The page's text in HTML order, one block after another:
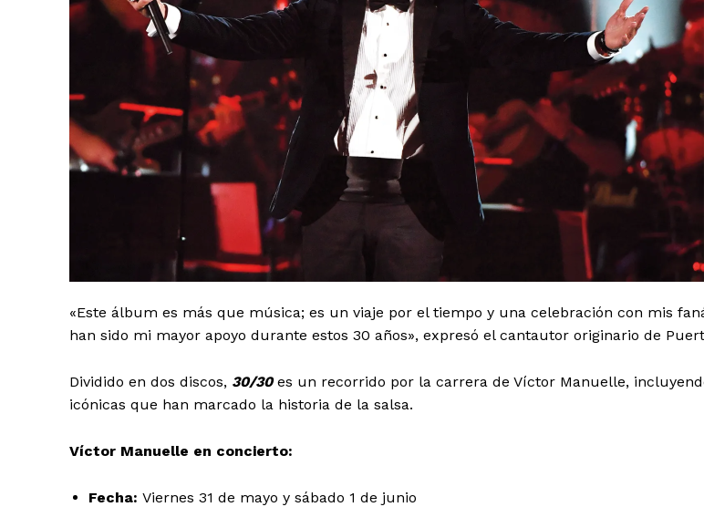
«Este álbum es más que música; es un viaje por el tiempo y una celebración con mis
han sido mi mayor apoyo durante estos 30 años», expresó el cantautor originario de
Dividido en dos discos, 30/30es un recorrido por la carrera de Víctor Manuelle,
icónicas que han marcado la historia de la salsa.
Víctor Manuelle en concierto:
Fecha: Viernes 31 de mayo y sábado 1 de junio